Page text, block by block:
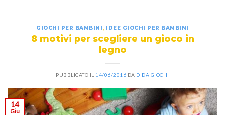
GIOCHI PER BAMBINI , IDEE GIOCHI PER BAMBINI
8 motivi per scegliere un gioco in
legno
PUBBLICATO IL 14/06/2016 DA DIDA GIOCHI
14
Giu